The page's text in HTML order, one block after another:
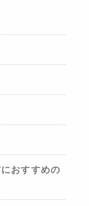
おすすめの